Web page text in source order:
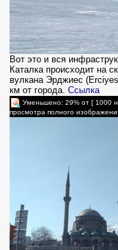
Вот это и вся
Каталка происходит на
вулкана Эрджиес
км от города. Ссылка
Уменьшено: 29% от [ 1000
просмотра полного